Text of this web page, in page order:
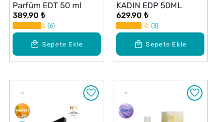
Sepete Ekle
Parfüm EDT 50 ml
389,90 ₺
6
Sepete Ekle
KADIN EDP 50ML
629,90 ₺
3